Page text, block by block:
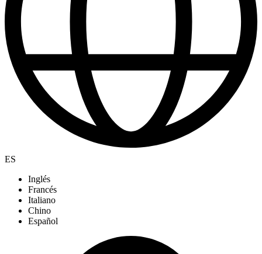
ES
Inglés
Francés
Italiano
Chino
Español